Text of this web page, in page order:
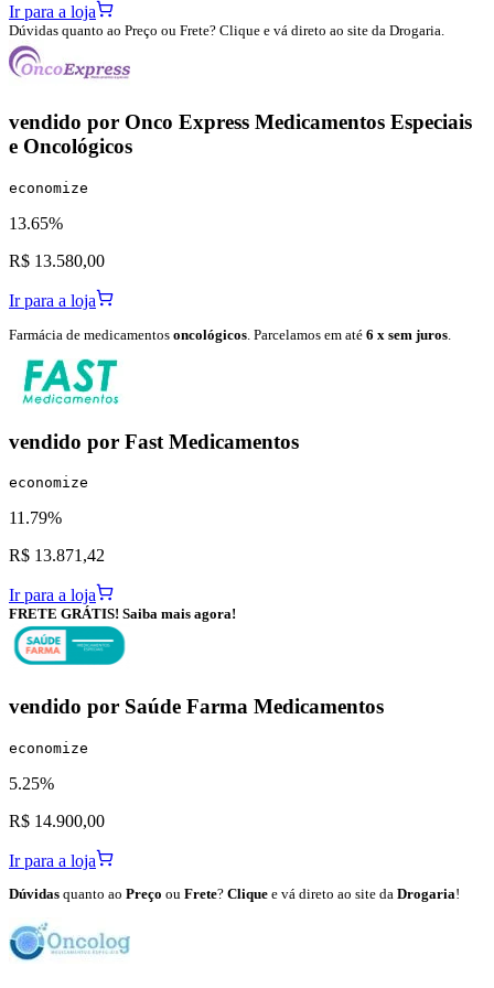
Ir para a loja
Dúvidas quanto ao Preço ou Frete? Clique e vá direto ao site da Drogaria.
vendido por Onco Express Medicamentos Especiais
e Oncológicos
economize
13.65%
R$ 13.580,00
Ir para a loja
Farmácia de medicamentos oncológicos . Parcelamos em até 6 x sem juros
vendido por Fast Medicamentos
economize
11.79%
R$ 13.871,42
Ir para a loja
FRETE GRÁTIS! Saiba mais agora!
vendido por Saúde Farma Medicamentos
economize
5.25%
R$ 14.900,00
Ir para a loja
Dúvidas quanto ao Preço ou Frete? Clique e vá direto ao site da Drogaria!